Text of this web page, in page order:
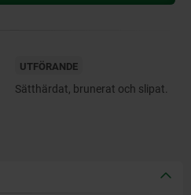
UTFÖRANDE
Sätthärdat, brunerat och slipat.